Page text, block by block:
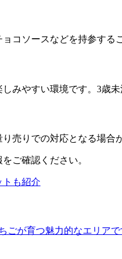
コソースなどを持参する
みやすい環境です。3歳
売りでの対応となる場合
ご確認ください。
が育つ魅力的なエリア